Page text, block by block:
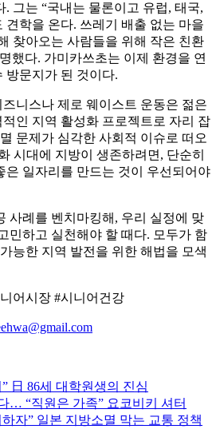
. 그는 “국내는 물론이고 유럽, 태국,
견학을 온다. 쓰레기 배출 없는 마을
찾아오는 사람들을 위해 작은 친환
했다. 가미카쓰초는 이제 환경을 연
방문지가 된 것이다.
니스나 제로 웨이스트 운동은 젊은
인 지역 활성화 프로젝트로 자리 잡
문제가 심각한 사회적 이슈로 떠오
시대에 지방이 생존하려면, 단순히
은 일자리를 만드는 것이 우선되어야
사례를 벤치마킹해, 우리 실정에 맞
민하고 실천해야 할 때다. 모두가 함
능한 지역 발전을 위한 해법을 모색
어시장 #시니어건강
日 86세 대학원생의 진심
… “직원은 가족” 요코비키 셔터
자” 일본 지방소멸 막는 교통 정책